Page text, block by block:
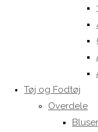
Tøj og Fodtøj
Overdele
Bluser